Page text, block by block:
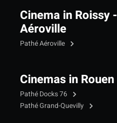
Cinema in Roissy -
Aéroville
Pathé Aéroville
Cinemas in Rouen
Pathé Docks 76
Pathé Grand-Quevilly